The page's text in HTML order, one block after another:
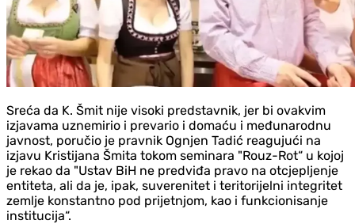
Sreća da K. Šmit nije visoki predstavnik, jer bi ovakvim
izjavama uznemirio i prevario i domaću i međunarodnu
javnost, poručio je pravnik Ognjen Tadić reagujući na
izjavu Kristijana Šmita tokom seminara "Rouz-Rot“ u kojoj
je rekao da "Ustav BiH ne predviđa pravo na otcjepljenje
entiteta, ali da je, ipak, suverenitet i teritorijelni integritet
zemlje konstantno pod prijetnjom, kao i funkcionisanje
institucija“.